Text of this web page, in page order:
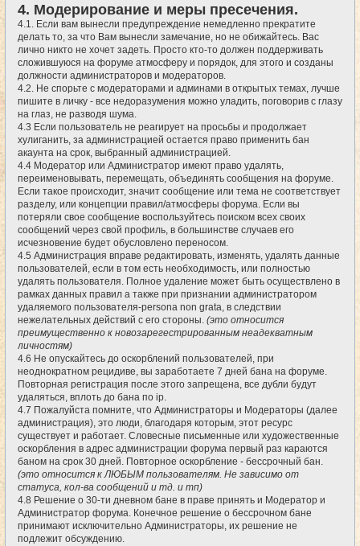
4. Модерирование и меры пресечения.
4.1. Если вам вынесли предупреждение немедленно прекратите
делать то, за что Вам вынесли замечание, но не обижайтесь. Вас
лично никто не хочет задеть. Просто кто-то должен поддерживать
сложившуюся на форуме атмосферу и порядок, для этого и созданы
должности администраторов и модераторов.
4.2. Не спорьте с модераторами и админами в открытых темах, лучше
пишите в личку - все недоразумения можно уладить, поговорив с глазу
на глаз, не разводя шума.
4.3 Если пользователь не реагирует на просьбы и продолжает
хулиганить, за администрацией остается право применить бан
акаунта на срок, выбранный администрацией.
4.4 Модератор или Администратор имеют право удалять,
переименовывать, перемещать, объединять сообщения на форуме.
Если такое происходит, значит сообщение или тема не соответствует
разделу, или концепции правил/атмосферы форума. Если вы
потеряли свое сообщение воспользуйтесь поиском всех своих
сообщений через свой профиль, в большинстве случаев его
исчезновение будет обусловлено переносом.
4.5 Администрация вправе редактировать, изменять, удалять данные
пользователей, если в том есть необходимость, или полностью
удалять пользователя. Полное удаление может быть осуществлено в
рамках данных правил а также при признании администратором
удаляемого пользователя-persona non grata, в следствии
нежелательных действий с его стороны. (это относится
преимущественно к новозарегестрированным неадекватным
личностям)
4.6 Не опускайтесь до оскорблений пользователей, при
неоднократном рецидиве, вы заработаете 7 дней бана на форуме.
Повторная регистрация после этого запрещена, все дубли будут
удаляться, вплоть до бана по ip.
4.7 Пожалуйста помните, что Администраторы и Модераторы (далее
администрация), это люди, благодаря которым, этот ресурс
существует и работает. Словесные письменные или художественные
оскорбления в адрес администрации форума первый раз караются
баном на срок 30 дней. Повторное оскорбление - бессрочный бан.
(это относится к ЛЮБЫМ пользователям. Не зависимо от
статуса, кол-ва сообщений и тд. и тп)
4.8 Решение о 30-ти дневном бане в праве принять и Модератор и
Администратор форума. Конечное решение о бессрочном бане
принимают исключительно Администраторы, их решение не
подлежит обсуждению.